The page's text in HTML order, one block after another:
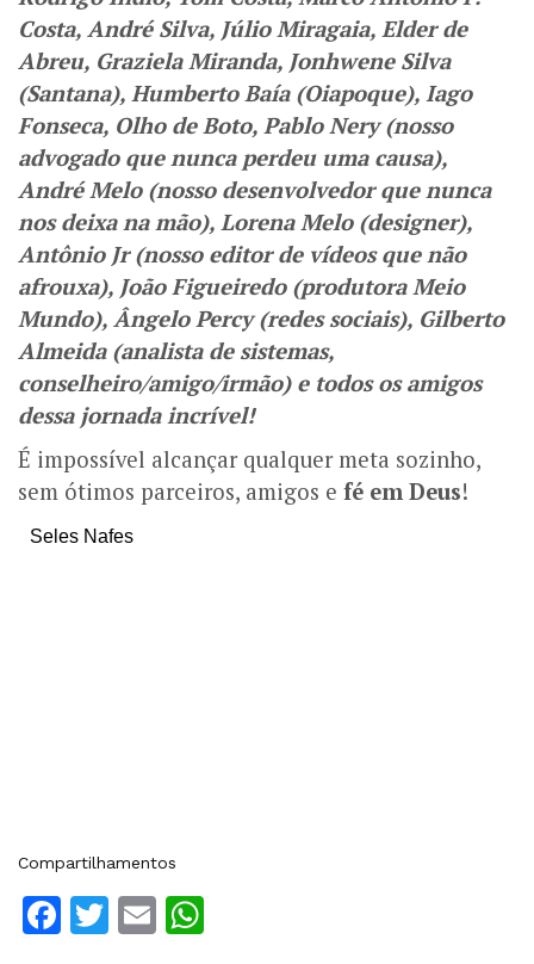
Costa, André Silva, Júlio Miragaia, Elder de
Abreu, Graziela Miranda, Jonhwene Silva
(Santana), Humberto Baía (Oiapoque), Iago
Fonseca, Olho de Boto, Pablo Nery (nosso
advogado que nunca perdeu uma causa),
André Melo (nosso desenvolvedor que nunca
nos deixa na mão), Lorena Melo (designer),
Antônio Jr (nosso editor de vídeos que não
afrouxa), João Figueiredo (produtora Meio
Mundo), Ângelo Percy (redes sociais), Gilberto
Almeida (analista de sistemas,
conselheiro/amigo/irmão) e todos os amigos
dessa jornada incrível!
É impossível alcançar qualquer meta sozinho,
sem ótimos parceiros, amigos e fé em Deus!
Seles Nafes
Compartilhamentos
Facebook
Twitter
Email